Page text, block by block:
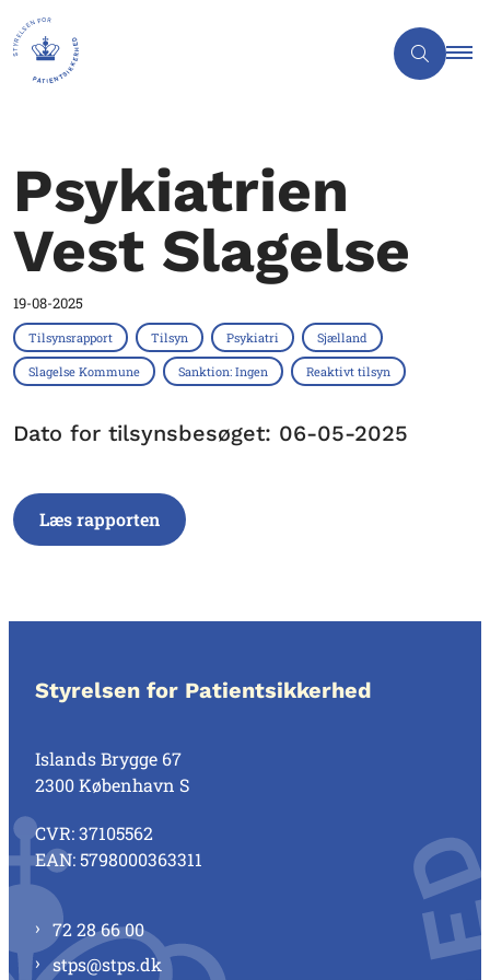
Psykiatrien
Vest Slagelse
19-08-2025
Tilsynsrapport Tilsyn Psykiatri Sjælland
Slagelse Kommune Sanktion: Ingen Reaktivt tilsyn
Dato for tilsynsbesøget: 06-05-2025
Læs rapporten
Styrelsen for Patientsikkerhed
Islands Brygge 67
2300 København S
CVR: 37105562
EAN: 5798000363311
72 28 66 00
stps@stps.dk